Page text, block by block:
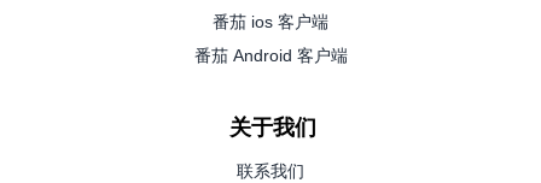
番茄 ios 客户端
番茄 Android 客户端
关于我们
联系我们